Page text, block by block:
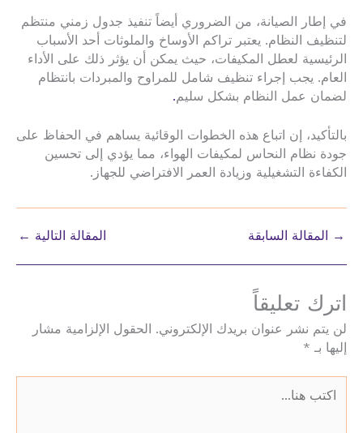
في إطار الصيانة، من الضروري أيضاً تنفيذ جدول زمني منتظم
لتنظيف النظام. يعتبر تراكم الأوساخ والملوثات أحد الأسباب
الرئيسية لعطل المكيفات، حيث يمكن أن يؤثر ذلك على الأداء
العام. يجب إجراء تنظيف شامل للمراوح والمبردات بانتظام
لضمان عمل النظام بشكل سليم.
بالتأكيد، إن اتباع هذه الخطوات الوقائية يساهم في الحفاظ على
جودة نظام النحاس لمكيفات الهواء، مما يؤدي إلى تحسين
الكفاءة التشغيلية وزيادة العمر الافتراضي للجهاز.
→ المقالة السابقة المقالة التالية ←
اترك تعليقاً
لن يتم نشر عنوان بريدك الإلكتروني.
الحقول الإلزامية مشار
إليها بـ *
هنا...